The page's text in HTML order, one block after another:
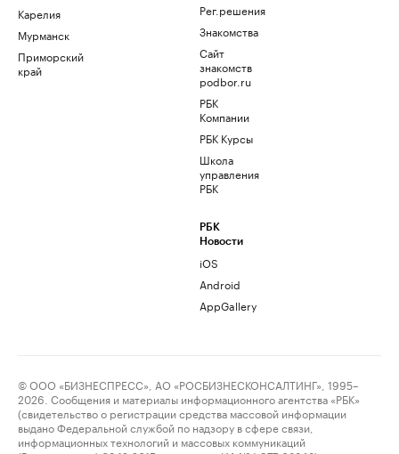
Карелия
Мурманск
Приморский
край
Рег.решения
Знакомства
Сайт
знакомств
podbor.ru
РБК
Компании
РБК Курсы
Школа
управления
РБК
РБК
Новости
iOS
Android
AppGallery
© ООО «БИЗНЕСПРЕСС», АО «РОСБИЗНЕСКОНСАЛТИНГ», 1995–
2026. Сообщения и материалы информационного агентства «РБК»
(свидетельство о регистрации средства массовой информации
выдано Федеральной службой по надзору в сфере связи,
информационных технологий и массовых коммуникаций